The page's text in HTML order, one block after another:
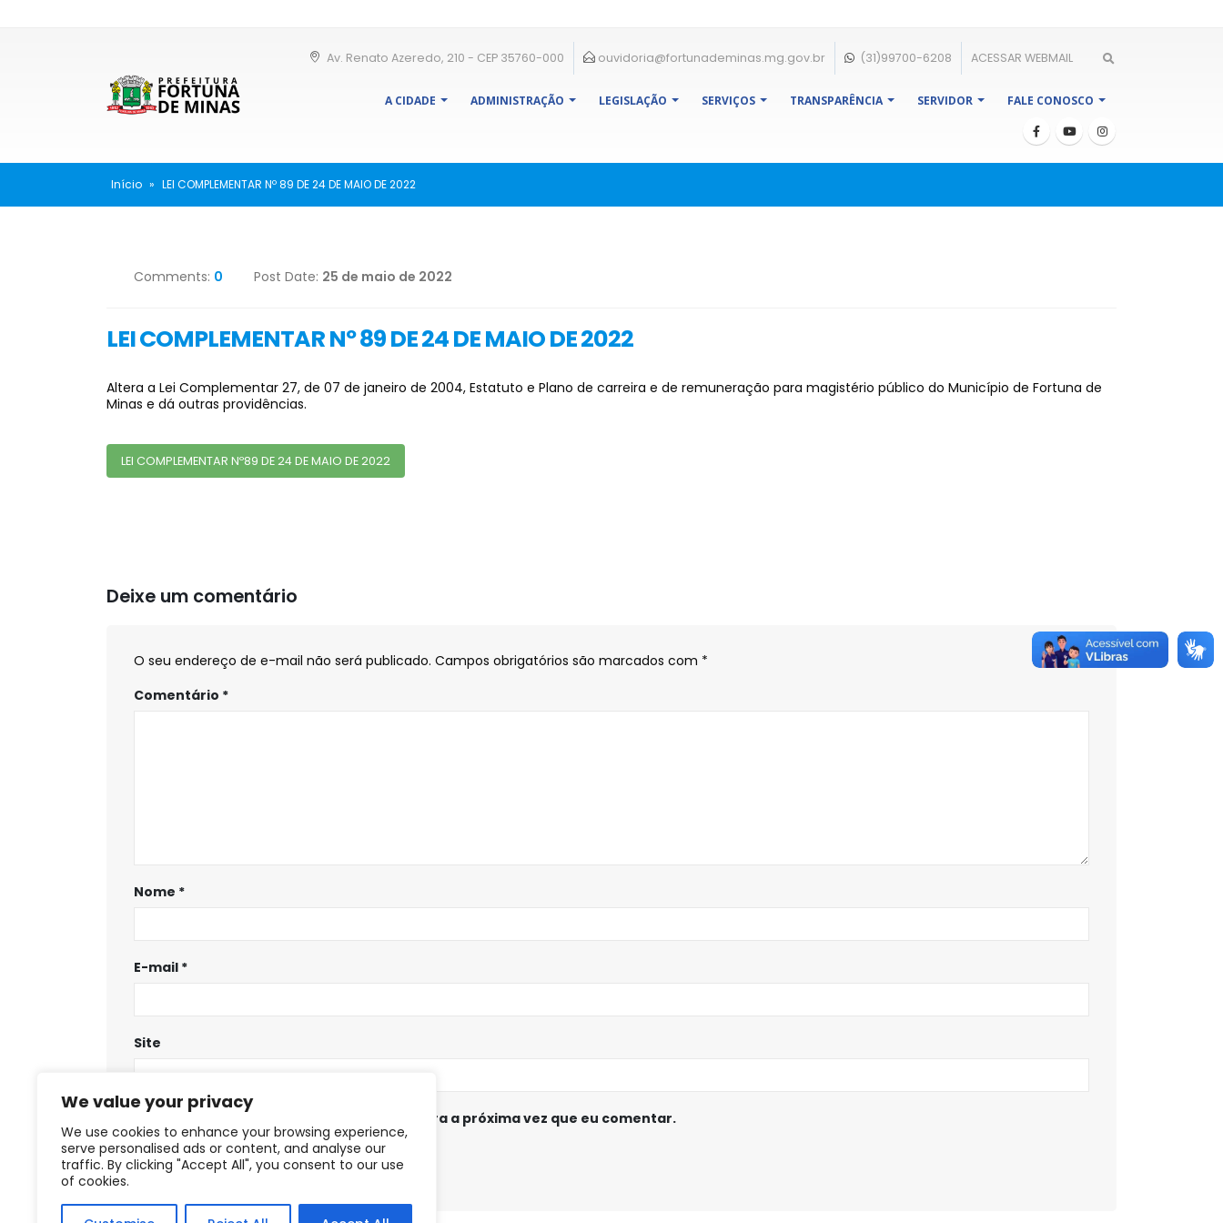
We value your privacy
We use cookies to enhance your browsing experience,
serve personalised ads or content, and analyse our
traffic. By clicking "Accept All", you consent to our use
of cookies.
Av. Renato Azeredo, 210 - CEP 35760-000 ouvidoria@fortunademinas.mg.gov.br (31)99700-6208 ACESSAR WEBMAIL
A CIDADE ADMINISTRAÇÃO LEGISLAÇÃO SERVIÇOS TRANSPARÊNCIA SERVIDOR FALE CONOSCO
Início » LEI COMPLEMENTAR Nº 89 DE 24 DE MAIO DE 2022
Comments: 0 Post Date: 25 de maio de 2022
LEI COMPLEMENTAR Nº 89 DE 24 DE MAIO DE 2022
Altera a Lei Complementar 27, de 07 de janeiro de 2004, Estatuto e Plano de carreira e de remuneração para magistério público do Município de Fortuna de
Minas e dá outras providências.
LEI COMPLEMENTAR Nº89 DE 24 DE MAIO DE 2022
Deixe um comentário
O seu endereço de e-mail não será publicado. Campos obrigatórios são marcados com *
Comentário *
Nome *
E-mail *
Site
Salvar meus dados neste navegador para a próxima vez que eu comentar.